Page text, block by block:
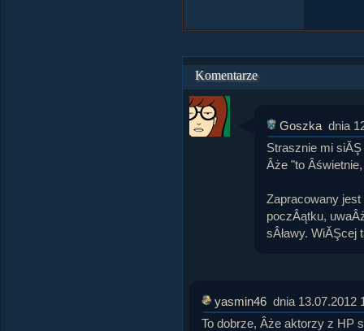
Komentarze
Goszka dnia
Strasznie mi
Âże "to
Zapracowany jest
poczÂątku,
sÂławy. WiĂŞcej
yasmin46 dnia 13.07.2012
To dobrze, Âże aktorzy z HP